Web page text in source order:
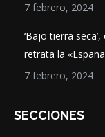
7 febrero, 2024
‘Bajo tierra
retrata la
7 febrero, 2024
SECCIONES